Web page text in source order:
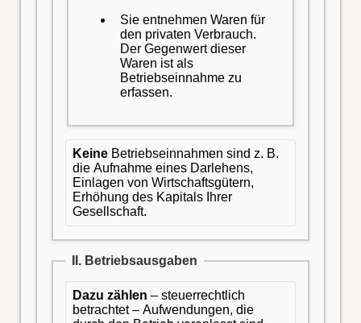
Sie entnehmen Waren für
den privaten Verbrauch.
Der Gegenwert dieser
Waren ist als
Betriebseinnahme zu
erfassen.
Keine Betriebseinnahmen sind z. B.
die Aufnahme eines Darlehens,
Einlagen von Wirtschaftsgütern,
Erhöhung des Kapitals Ihrer
Gesellschaft.
II. Betriebsausgaben
Dazu zählen – steuerrechtlich
betrachtet – Aufwendungen, die